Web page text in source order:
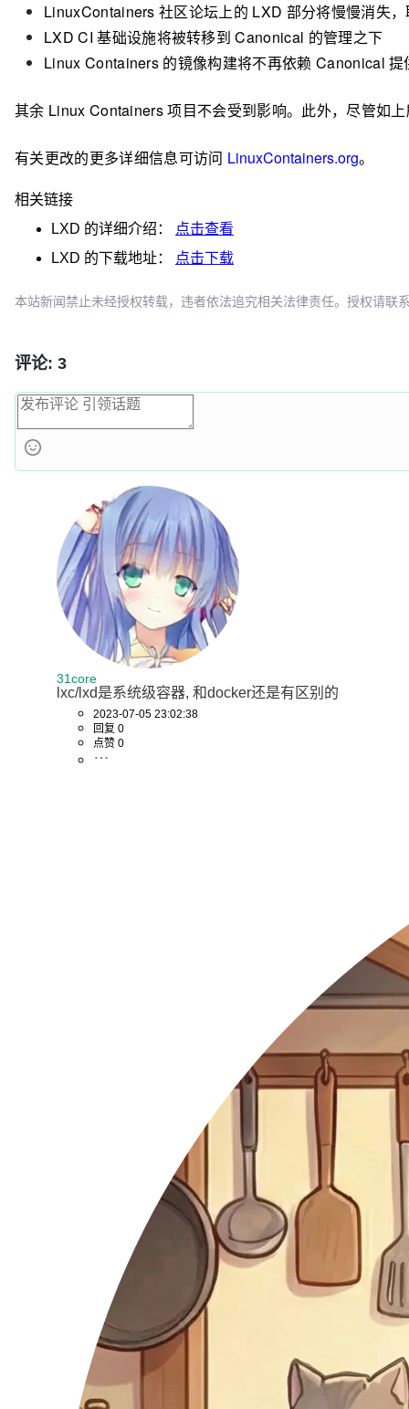
LinuxContainers 社区论坛上的 LXD 部分将慢慢消失
LXD CI 基础设施将被转移到 Canonical 的管理之下
Linux Containers 的镜像构建将不再依赖 Canonical
其余 Linux Containers项目不会受到影响。此外，尽管如
有关更改的更多详细信息可访问 LinuxContainers.org。
相关链接
LXD 的详细介绍：
点击查看
LXD 的下载地址： 点击下载
本站新闻禁止未经授权转载，违者依法追究相关法律责任。授权请联
评论: 3
31core
lxc/lxd是系统级容器, 和docker还是有区别的
2023-07-05 23:02:38
回复 0
点赞 0